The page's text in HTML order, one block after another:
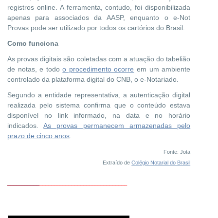
registros online. A ferramenta, contudo, foi disponibilizada
apenas para associados da AASP, enquanto o e-Not
Provas pode ser utilizado por todos os cartórios do Brasil.
Como funciona
As provas digitais são coletadas com a atuação do tabelião
de notas, e todoo procedimento ocorre em um ambiente
controlado da plataforma digital do CNB, o e-Notariado.
Segundo a entidade representativa, a autenticação digital
realizada pelo sistema confirma que o conteúdo estava
disponível no link informado, na data e no horário
indicados.As provas permanecem armazenadas pelo
prazo de cinco anos
Fonte: Jota
Extraído deColégio Notarial do Brasil